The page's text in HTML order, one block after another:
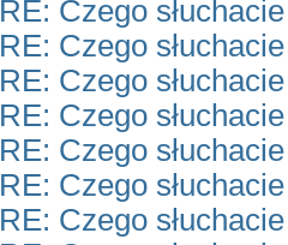
RE: Czego
RE: Czego
RE: Czego
RE: Czego
RE: Czego
RE: Czego
RE: Czego